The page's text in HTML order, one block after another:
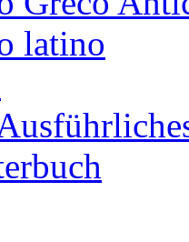
latino